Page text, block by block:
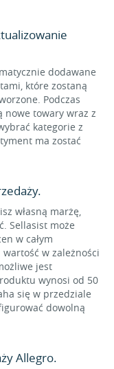
dodawane
które zostaną
Podczas
nowe towary wraz z
kategorie z
ma zostać
własną marżę,
Sellasist może
w całym
w zależności
jest
wynosi od 50
się w przedziale
dowolną
Allegro.